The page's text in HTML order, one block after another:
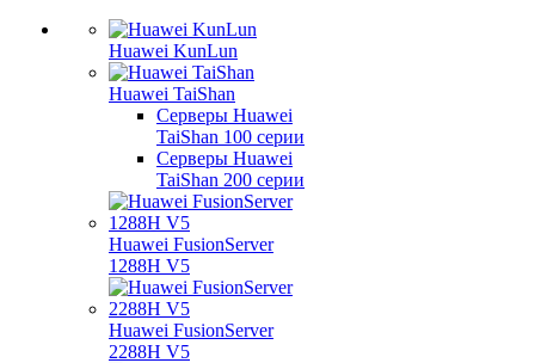
Huawei KunLun
Huawei TaiShan
Серверы Huawei
TaiShan 100 серии
Серверы Huawei
TaiShan 200 серии
Huawei FusionServer
1288H V5
Huawei FusionServer
2288H V5